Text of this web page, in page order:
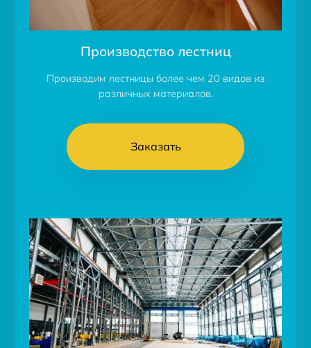
Производство лестниц
Производим лестницы более чем 20 видов из
различных материалов.
Заказать